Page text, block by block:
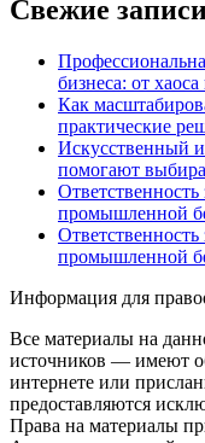
Свежие
бизнеса: от
Как
практические
Искусственный
помогают
промышленной
промышленной
Информация для
Все материалы на
источников — имеют
интернете или
предоставляются
Права на материалы